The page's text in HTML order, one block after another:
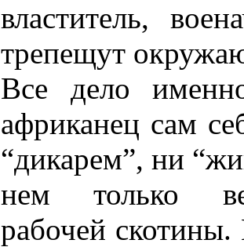
властитель,
трепещут
Все дело
африканец сам
“дикарем”, ни
нем только
рабочей